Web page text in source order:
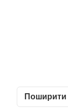
Поширити